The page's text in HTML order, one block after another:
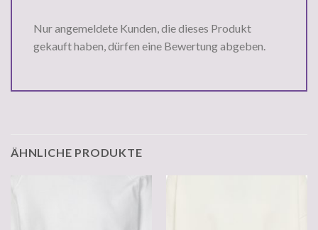
Nur angemeldete Kunden, die dieses Produkt
gekauft haben, dürfen eine Bewertung abgeben.
ÄHNLICHE PRODUKTE